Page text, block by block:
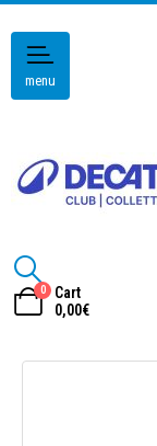
menu
0
Cart
0,00€